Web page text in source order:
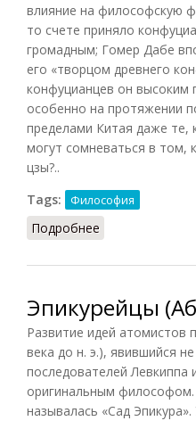
влияние на философскую
то счете приняло
громадным; Гомер Дабе
его «творцом древнего
конфуцианцев он высоким
особенно на протяжении
пределами Китая даже
могут сомневаться в том,
цзы?..
Tags:
Философия
Подробнее
Эпикурейцы
Развитие идей атомистов
века до н. э.), явившийся
последователей
оригинальным
называлась «Сад